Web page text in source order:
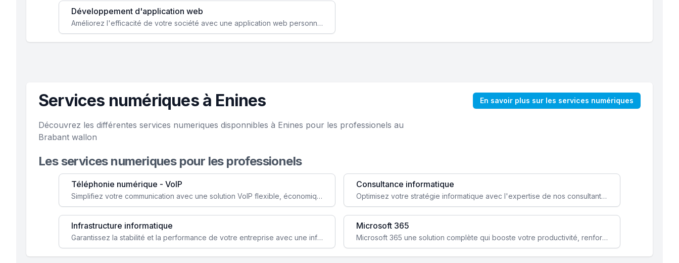
Développement d'application web
Améliorez l'efficacité de votre société avec une application web personnalisée accessible partout et tout le temps.
Services numériques à Enines En savoir plus sur les services numériques
Découvrez les différentes services numeriques disponnibles à Enines pour les professionels au
Brabant wallon
Les services numeriques pour les professionels
Téléphonie numérique - VoIP
Simplifiez votre communication avec une solution VoIP flexible, économique et adaptée à vos besoins professionnels.
Consultance informatique
Optimisez votre stratégie informatique avec l'expertise de nos consultants pour améliorer votre efficacité et sécurité.
Infrastructure informatique
Garantissez la stabilité et la performance de votre entreprise avec une infrastructure IT sécurisée et évolutive.
Microsoft 365
Microsoft 365 une solution complète qui booste votre productivité, renforce la sécurité de vos données et facilite la collaboration.